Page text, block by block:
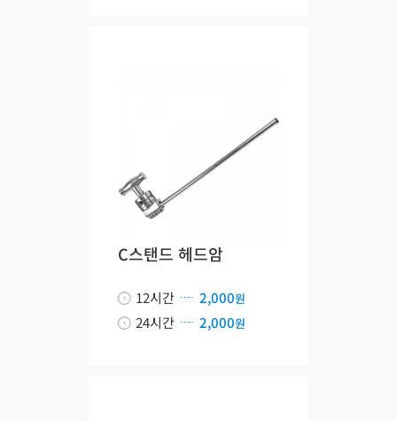
C스탠드 헤드암
12시간 2,000원
24시간 2,000원